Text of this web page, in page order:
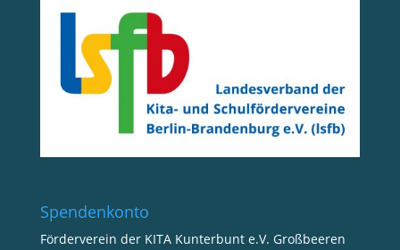
Spendenkonto
Förderverein der KITA Kunterbunt e.V. Großbeeren